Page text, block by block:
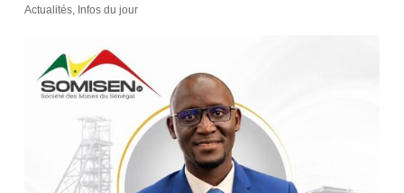
Actualités, Infos du jour